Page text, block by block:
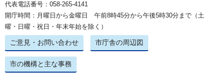
代表電話番号：058-265-4141
開庁時間：月曜日から金曜日 午前8時45分から午後5時30分まで（土
曜・日曜・祝日・年末年始を除く）
ご意見・お問い合わせ 市庁舎の周辺図
市の機構と主な事務